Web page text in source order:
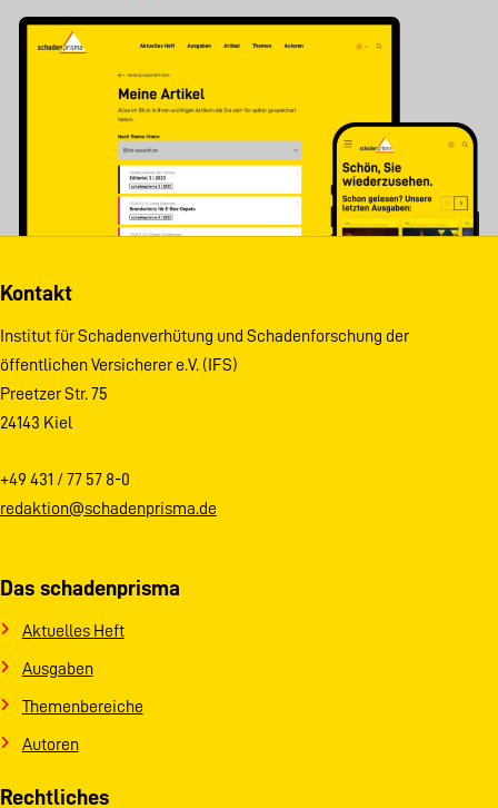
Kontakt
Institut für Schadenverhütung und Schadenforschung der
öffentlichen Versicherer e.V. (IFS)
Preetzer Str. 75
24143 Kiel
+49 431 / 77 57 8-0
redaktion@schadenprisma.de
Das schadenprisma
Aktuelles Heft
Ausgaben
Themenbereiche
Autoren
Rechtliches